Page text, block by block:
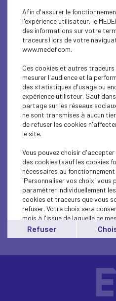
ENTREPRENEURSHIP - SME
ENTREPRENEURSHIP - SME
ENTREPRENEURSHIP - SME
Atelier : Entrepreneurs,
ENTREPRENEURSHIP - SME
grandes PME
Afin d'assurer le
l'expérience utilisateur, le
des informations sur votre
traceurs) lors de votre
www.medef.com.
Ces cookies et autres traceurs
mesurer l'audience et la
des statistiques d'usage ou
expérience utilisteur. Sauf
partage sur les réseaux
ne sont transmises à aucun
de refuser les cookies
le site.
Vous pouvez choisir
des cookies (sauf les cookies
nécessaires au
'Personnaliser vos choix' vous
paramétrer individuellement
cookies et traceurs que vous
refuser. Votre choix sera
mois à l'issue de laquelle ce
affiché..
Vous pouvez modifier votre
Refuser